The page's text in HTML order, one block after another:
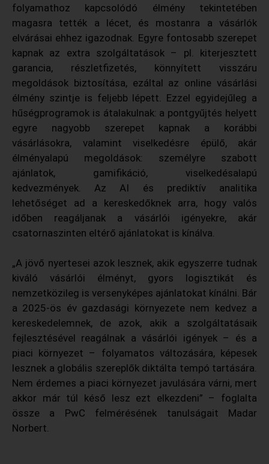
folyamathoz kapcsolódó élmény tekintetében
magasra tették a lécet, és mostanra a vásárlók
elvárásai ehhez igazodnak. Egyre fontosabb szerepet
kapnak az extra szolgáltatások – pl. kiterjesztett
garancia, részletfizetés, könnyített visszáru
megoldások biztosítása, ezáltal az online vásárlási
élmény szintje is feljebb lépett. Ezzel egyidejűleg a
hűségprogramok is átalakulnak: a pontgyűjtés helyett
egyre nagyobb szerepet kapnak a korábbi
vásárlásokra, valamint viselkedésre épülő, akár
élményalapú megoldások: személyre szabott
ajánlatok, gamifikáció, viselkedésalapú
kedvezmények. Az AI és prediktív analitika
lehetőséget ad a kereskedőknek arra, hogy valós
időben reagáljanak a vásárlói igényekre, akár
csatornaszinten eltérő ajánlatokat is kínálva.
„A jövő nyertesei azok lesznek, akik egyszerre tudnak
kiváló vásárlói élményt, gyors logisztikát és
nemzetközileg is versenyképes ajánlatokat kínálni. Bár
a 2025-ös év gazdasági környezete nem kedvez a
kereskedelemnek, de azok, akik a szolgáltatásaik
fejlesztésével reagálnak a vásárlói igények – és a
piaci környezet – folyamatos változására, képesek
lesznek a globális szereplők diktálta tempó tartására.
Nem érdemes a piaci környezet javulására várni, mert
akkor már túl késő lesz ezt elkezdeni” – foglalta
össze a PwC felmérésének tanulságait Madar
Norbert.